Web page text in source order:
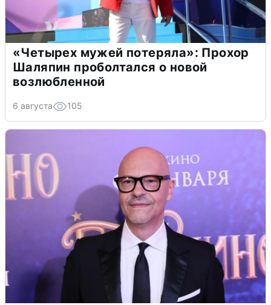
«Четырех мужей потеряла»: Прохор
Шаляпин проболтался о новой
возлюбленной
6 августа 105